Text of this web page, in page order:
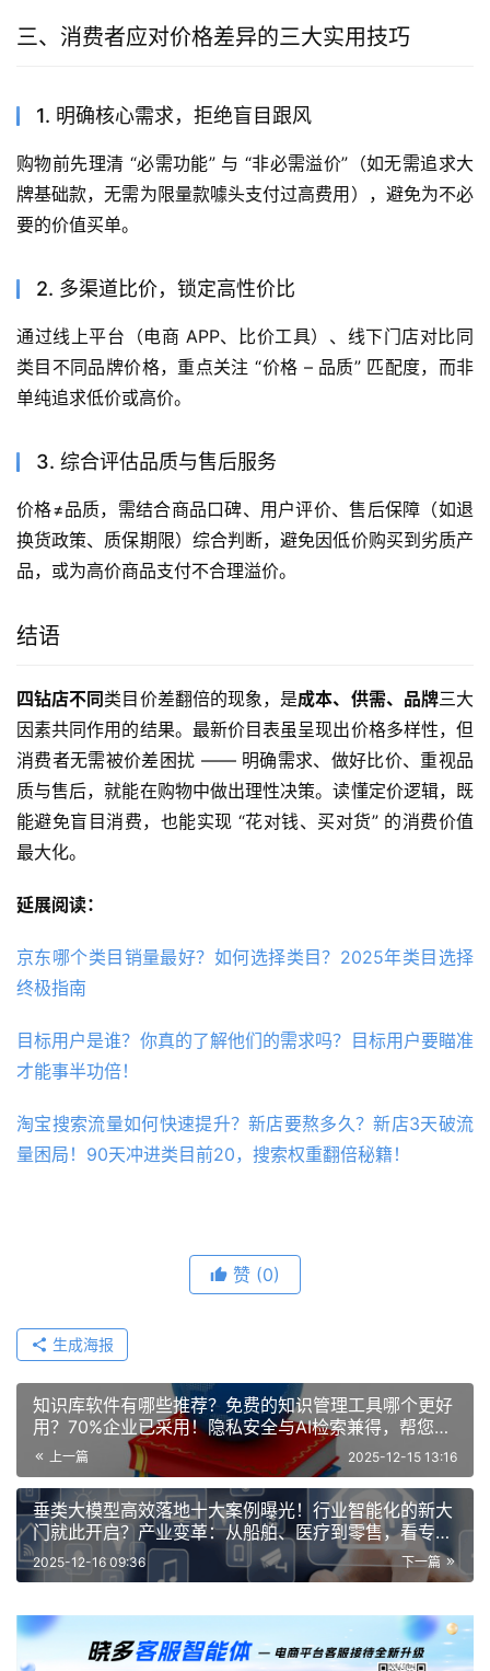
三、消费者应对价格差异的三大实用技巧
1. 明确核心需求，拒绝盲目跟风
购物前先理清 “必需功能” 与 “非必需溢价”（如无需追求大
牌基础款，无需为限量款噱头支付过高费用），避免为不必
要的价值买单。
2. 多渠道比价，锁定高性价比
通过线上平台（电商 APP、比价工具）、线下门店对比同
类目不同品牌价格，重点关注 “价格 – 品质” 匹配度，而非
单纯追求低价或高价。
3. 综合评估品质与售后服务
价格≠品质，需结合商品口碑、用户评价、售后保障（如退
换货政策、质保期限）综合判断，避免因低价购买到劣质产
品，或为高价商品支付不合理溢价。
结语
四钻店不同类目价差翻倍的现象，是成本、供需、品牌三大
因素共同作用的结果。最新价目表虽呈现出价格多样性，但
消费者无需被价差困扰 —— 明确需求、做好比价、重视品
质与售后，就能在购物中做出理性决策。读懂定价逻辑，既
能避免盲目消费，也能实现 “花对钱、买对货” 的消费价值
最大化。
延展阅读：
京东哪个类目销量最好？如何选择类目？2025年类目选择
终极指南
目标用户是谁？你真的了解他们的需求吗？目标用户要瞄准
才能事半功倍！
淘宝搜索流量如何快速提升？新店要熬多久？新店3天破流
量困局！90天冲进类目前20，搜索权重翻倍秘籍！
赞 (0)
生成海报
知识库软件有哪些推荐？免费的知识管理工具哪个更好
用？70%企业已采用！隐私安全与AI检索兼得，帮您在
免费与付费间找到最佳平衡！
上一篇 2025-12-15 13:16
垂类大模型高效落地十大案例曝光！行业智能化的新大
门就此开启？产业变革：从船舶、医疗到零售，看专用
AI解决方案如何实现真正的降本增效！
下一篇
2025-12-16 09:36